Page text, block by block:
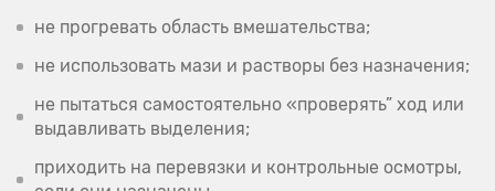
не прогревать область вмешательства;
не использовать мази и растворы без назначения;
не пытаться самостоятельно «проверять” ход или
выдавливать выделения;
приходить на перевязки и контрольные осмотры,